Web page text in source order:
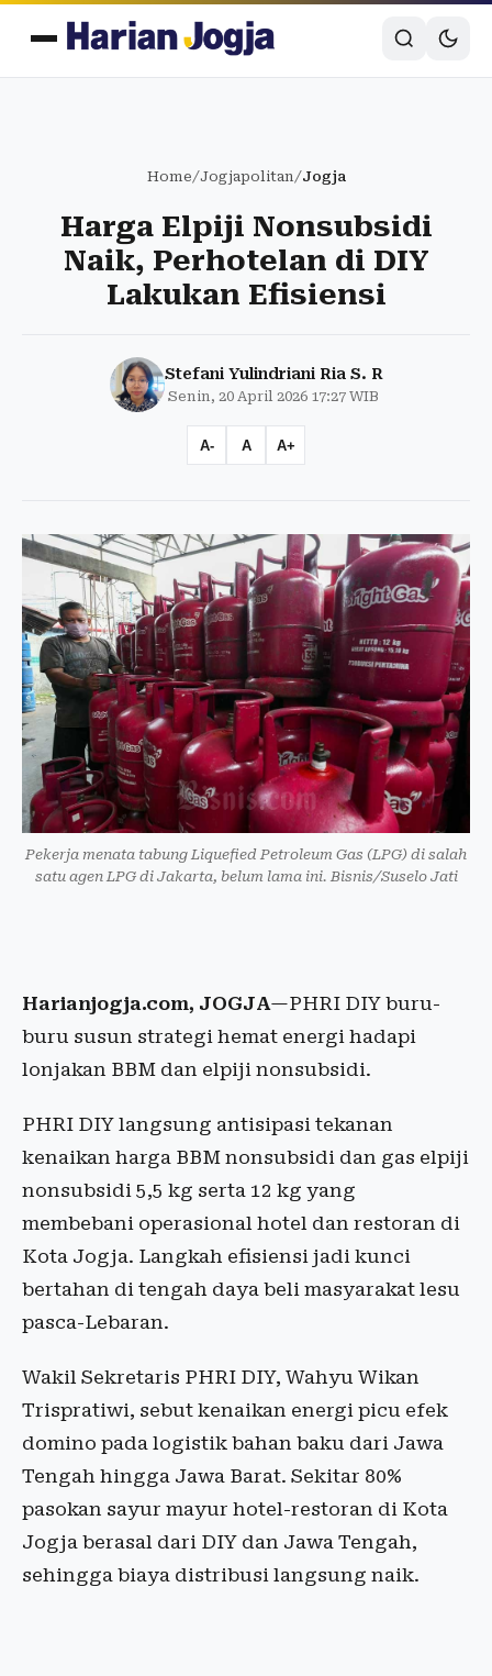
Home/Jogjapolitan/Jogja
Harga Elpiji Nonsubsidi
Naik, Perhotelan di DIY
Lakukan Efisiensi
Stefani Yulindriani Ria S. R
Senin, 20 April 2026 17:27 WIB
A- A A+
Pekerja menata tabung Liquefied Petroleum Gas (LPG) di salah
satu agen LPG di Jakarta, belum lama ini. Bisnis/Suselo Jati
Harianjogja.com, JOGJA—PHRI DIY buru-
buru susun strategi hemat energi hadapi
lonjakan BBM dan elpiji nonsubsidi.
PHRI DIY langsung antisipasi tekanan
kenaikan harga BBM nonsubsidi dan gas elpiji
nonsubsidi 5,5 kg serta 12 kg yang
membebani operasional hotel dan restoran di
Kota Jogja. Langkah efisiensi jadi kunci
bertahan di tengah daya beli masyarakat lesu
pasca-Lebaran.
Wakil Sekretaris PHRI DIY, Wahyu Wikan
Trispratiwi, sebut kenaikan energi picu efek
domino pada logistik bahan baku dari Jawa
Tengah hingga Jawa Barat. Sekitar 80%
pasokan sayur mayur hotel-restoran di Kota
Jogja berasal dari DIY dan Jawa Tengah,
sehingga biaya distribusi langsung naik.